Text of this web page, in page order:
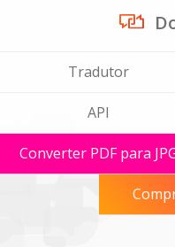
Tradutor
API
Converter PDF para